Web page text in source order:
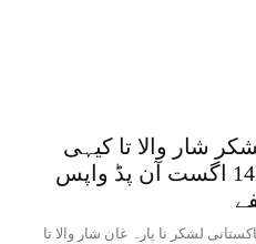
شار والا تا کیہی
لاری بیگار کرے، 14 اگست آن پڈ واپس
لشکر نا پارہ غان شار والا تا